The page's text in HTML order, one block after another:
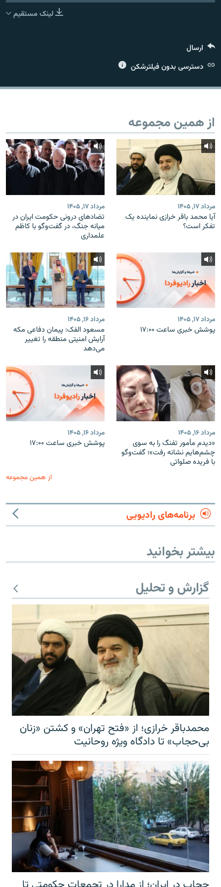
لینک مستقیم
ارسال
دسترسی بدون فیلترشکن
از همین مجموعه
مرداد ۱۷, ۱۴۰۵
آیا محمد باقر خرازی نماینده یک
تفکر است؟
مرداد ۱۷, ۱۴۰۵
تضادهای درونی حکومت ایران در
میانه جنگ، در گفت‌‌وگو با کاظم
علمداری
مرداد ۱۷, ۱۴۰۵
پوشش خبری ساعت ۱۷:۰۰
مرداد ۱۶, ۱۴۰۵
مسعود الفک: پیمان دفاعی مکه
آرایش امنیتی منطقه را تغییر
می‌دهد
مرداد ۱۶, ۱۴۰۵
«دیدم مأمور تفنگ را به سوی
چشم‌هایم نشانه رفت»؛ گفت‌و‌گو
با فریده صلواتی
مرداد ۱۶, ۱۴۰۵
پوشش خبری ساعت ۱۷:۰۰
از همین مجموعه
برنامه‌های رادیویی
بیشتر بخوانید
گزارش و تحلیل
محمدباقر خرازی؛ از «فتح تهران» و کشتن «زنان
بی‌حجاب» تا دادگاه ویژه روحانیت